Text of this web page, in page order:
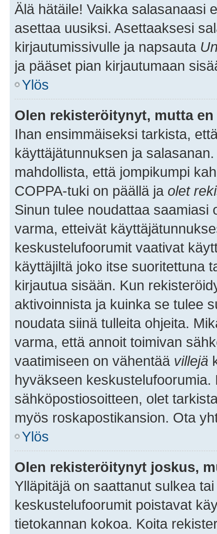
Älä hätäile! Vaikka salasanaasi
asettaa uusiksi. Asettaaksesi
kirjautumissivulle ja napsauta
ja pääset pian kirjautumaan
Ylös
Olen rekisteröitynyt, mutta
Ihan ensimmäiseksi tarkista,
käyttäjätunnuksen ja
mahdollista, että jompikumpi
COPPA-tuki on päällä ja olet
Sinun tulee noudattaa saamiasi
varma, etteivät
keskustelufoorumit vaativat
käyttäjiltä joko itse suoritettuna
kirjautua sisään. Kun
aktivoinnista ja kuinka se tulee
noudata siinä tulleita ohjeita.
varma, että annoit toimivan
vaatimiseen on vähentää villejä
hyväkseen
sähköpostiosoitteen, olet
myös roskapostikansion. Ota
Ylös
Olen rekisteröitynyt joskus,
Ylläpitäjä on saattanut sulkea
keskustelufoorumit poistavat
tietokannan kokoa. Koita